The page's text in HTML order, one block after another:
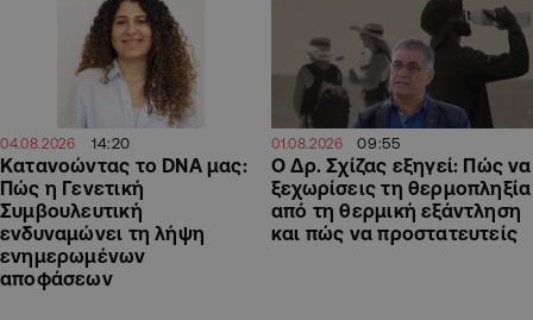
04.08.2026 14:20
Κατανοώντας το DNA μας:
Πώς η Γενετική
Συμβουλευτική
ενδυναμώνει τη λήψη
ενημερωμένων
αποφάσεων
01.08.2026 09:55
Ο Δρ. Σχίζας εξηγεί: Πώς να
ξεχωρίσεις τη θερμοπληξία
από τη θερμική εξάντληση
και πώς να προστατευτείς